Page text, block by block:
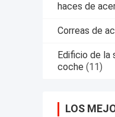
haces de
Correas de
Edificio de la
coche (11)
LOS